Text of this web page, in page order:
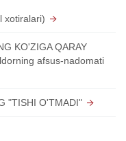
xotiralari)
KO'ZIGA QARAY
afsus-nadomati
"TISHI O'TMADI"